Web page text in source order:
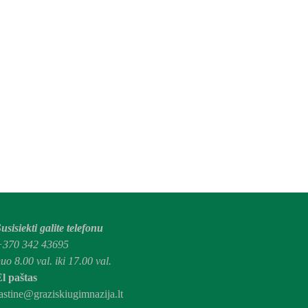
galite telefonu
342 43695
8.00 val. iki 17.00 val.
paštas